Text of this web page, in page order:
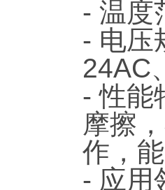
- 温度
- 电压
24AC
- 性能
摩擦
作，
- 应用